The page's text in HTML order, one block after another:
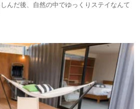
んだ後、自然の中でゆっくりステイなんて